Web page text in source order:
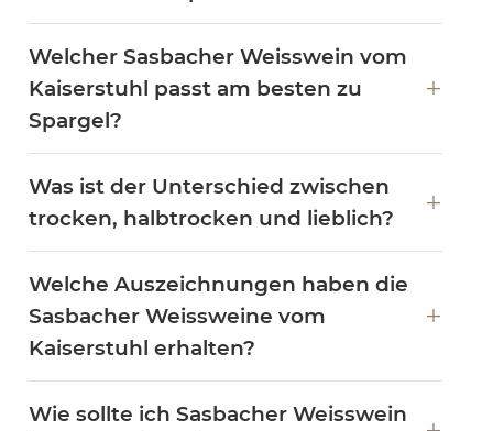
Welcher Sasbacher Weisswein vom
Kaiserstuhl passt am besten zu
Spargel?
Was ist der Unterschied zwischen
trocken, halbtrocken und lieblich?
Welche Auszeichnungen haben die
Sasbacher Weissweine vom
Kaiserstuhl erhalten?
Wie sollte ich Sasbacher Weisswein